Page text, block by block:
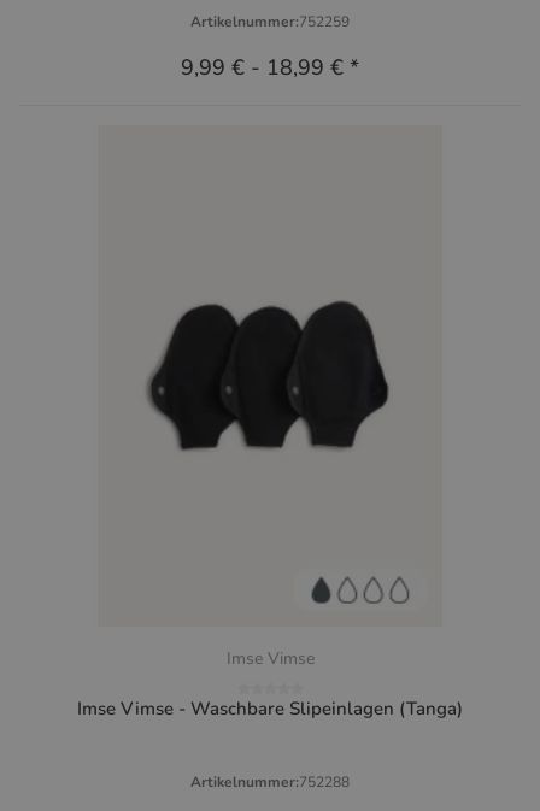
Artikelnummer:752259
9,99 € - 18,99 € *
Imse Vimse
Imse Vimse - Waschbare Slipeinlagen (Tanga)
Artikelnummer:752288